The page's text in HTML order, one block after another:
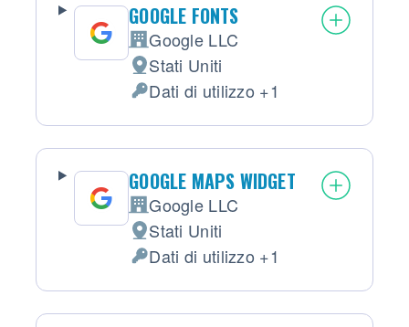
GOOGLE FONTS
Azienda:
Google LLC
Luogo del trattamento:
Stati Uniti
Dati Personali trattati:
Dati di utilizzo +1
GOOGLE MAPS WIDGET
Azienda:
Google LLC
Luogo del trattamento:
Stati Uniti
Dati Personali trattati:
Dati di utilizzo +1